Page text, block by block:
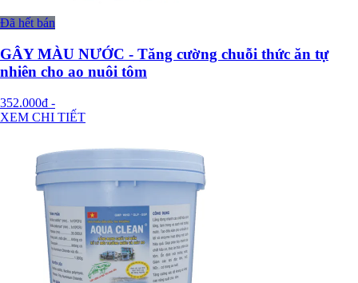
Đã hết bán
GÂY MÀU NƯỚC - Tăng cường chuỗi thức ăn tự
nhiên cho ao nuôi tôm
352.000đ -
XEM CHI TIẾT